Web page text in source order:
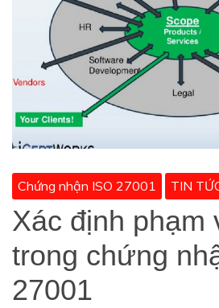
Chứng nhận ISO 27001 TIN
Xác định phạm
trong chứng
27001